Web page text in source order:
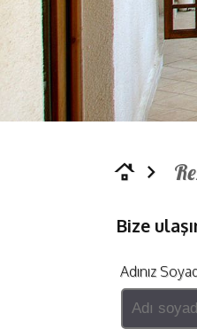
roofing navigate_next
Bize
Adınız